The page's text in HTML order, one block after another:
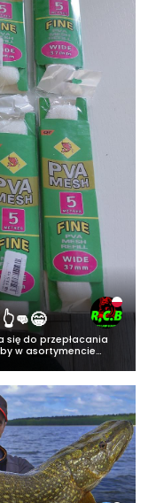
się do przepłacania
w asortymencie
chodzi o siateczkę